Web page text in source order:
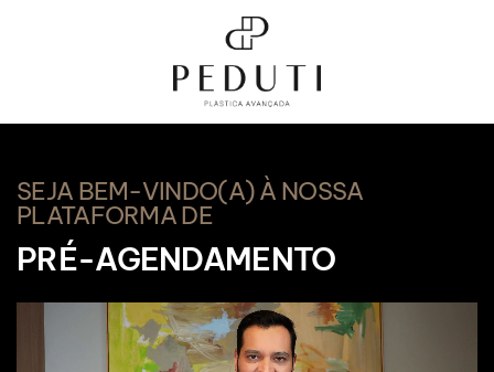
SEJA BEM-VINDO(A) À NOSSA
PLATAFORMA DE
PRÉ-AGENDAMENTO